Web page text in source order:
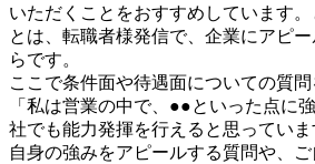
いただくことをおすすめしています
とは、転職者様発信で、企業にアピ
らです。
ここで条件面や待遇面についての質問
「私は営業の中で、●●といった点に
社でも能力発揮を行えると思ってい
自身の強みをアピールする質問や、